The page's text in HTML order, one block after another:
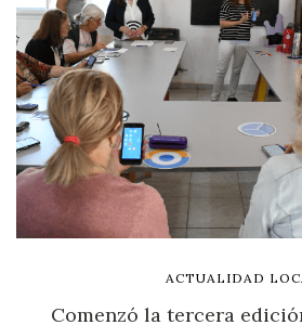
ACTUALIDAD
Comenzó la tercera